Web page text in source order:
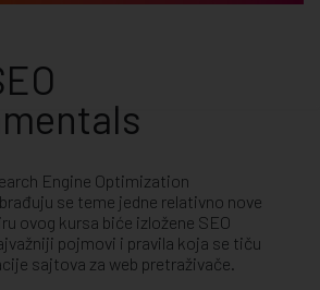
Engine Optimization
se teme jedne relativno nove
ovog kursa biće izložene SEO
pojmovi i pravila koja se tiču
sajtova za web pretraživače.